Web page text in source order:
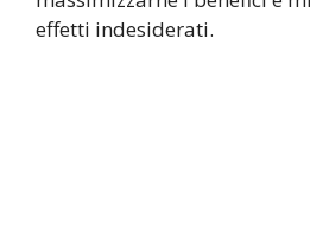
effetti indesiderati.